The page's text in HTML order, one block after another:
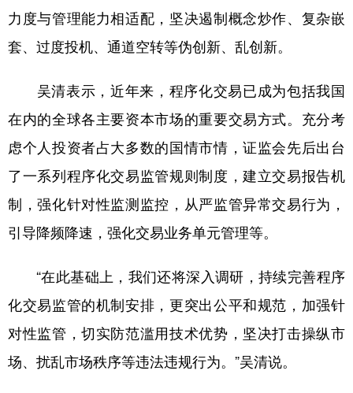
力度与管理能力相适配，坚决遏制概念炒作、复杂嵌
套、过度投机、通道空转等伪创新、乱创新。
吴清表示，近年来，程序化交易已成为包括我国
在内的全球各主要资本市场的重要交易方式。充分考
虑个人投资者占大多数的国情市情，证监会先后出台
了一系列程序化交易监管规则制度，建立交易报告机
制，强化针对性监测监控，从严监管异常交易行为，
引导降频降速，强化交易业务单元管理等。
“在此基础上，我们还将深入调研，持续完善程序
化交易监管的机制安排，更突出公平和规范，加强针
对性监管，切实防范滥用技术优势，坚决打击操纵市
场、扰乱市场秩序等违法违规行为。”吴清说。